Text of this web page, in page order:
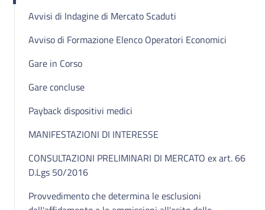
Avvisi di Indagine di Mercato Scaduti
Avviso di Formazione Elenco Operatori Economici
Gare in Corso
Gare concluse
Payback dispositivi medici
MANIFESTAZIONI DI INTERESSE
CONSULTAZIONI PRELIMINARI DI MERCATO ex art. 66
D.Lgs 50/2016
Provvedimento che determina le esclusioni